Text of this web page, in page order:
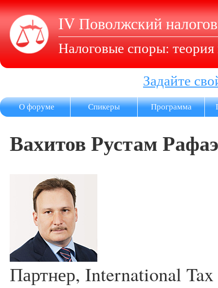
IV Поволжский
Налоговые споры: теория
Задайте
О форуме Спикеры Программа
Вахитов Рустам
Партнер, International